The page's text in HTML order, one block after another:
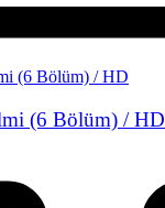
(6 Bölüm) / HD